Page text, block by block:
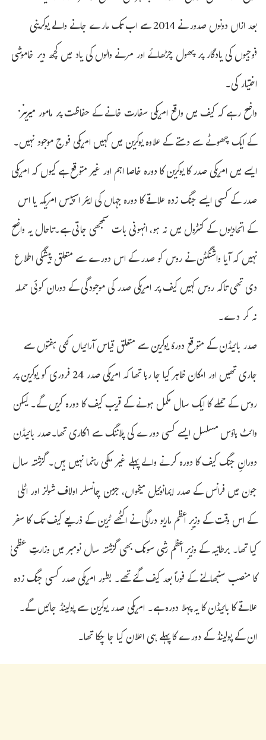
بعد ازاں دونوں صدور نے 2014 سے اب تک مارے جانے والے یوکرینی
فوجیوں کی یادگار پر پھول چڑھائے اور مرنے والوں کی یاد میں کچھ دیر خاموشی
اختیار کی۔
واضح رہے کہ کیف میں واقع امریکی سفارت خانے کے حفاظت پر مامور میرینز
کے ایک چھوٹے سے دستے کے علاوہ یوکرین میں کہیں امریکی فوج موجود نہیں۔
ایسے میں امریکی صدر کا یوکرین کا دورہ خاصا اہم اور غیر متوقع ہے کیوں کہ امریکی
صدر کے کسی ایسے جنگ زدہ علاقے کا دورہ جہاں کی ایئر اسپیس امریکہ یا اس
کے اتحادیوں کے کنٹرول میں نہ ہو، انہونی بات سمجھی جاتی ہے۔تاحال یہ واضح
نہیں کہ آیا واشنگٹن نے روس کو صدر کے اس دورے سے متعلق پیشگی اطلاع
دی تھی تاکہ روس کہیں کیف پر امریکی صدر کی موجودگی کے دوران کوئی حملہ
نہ کر دے۔
صدر بائیڈن کے متوقع دورۂ یوکرین سے متعلق قیاس آرائیاں کئی ہفتوں سے
جاری تھیں اور امکان ظاہر کیا جا رہا تھا کہ امریکی صدر 24 فروری کو یوکرین پر
روس کے حملے کا ایک سال مکمل ہونے کے قریب کیف کا دورہ کریں گے۔ لیکن
وائٹ ہاؤس مسلسل ایسے کسی دورے کی پلاننگ سے انکاری تھا۔صدر بائیڈن
دورانِ جنگ کیف کا دورہ کرنے والے پہلے غیر ملکی رہنما نہیں ہیں۔ گزشتہ سال
جون میں فرانس کے صدر ایمانوئیل میخواں، جرمن چانسلر اولاف شولز اور اٹلی
کے اس وقت کے وزیرِ اعظم ماریو دراگی نے اکٹھے ٹرین کے ذریعے کیف تک کا سفر
کیا تھا۔ برطانیہ کے وزیرِ اعظم رشی سونک بھی گزشتہ سال نومبر میں وزارتِ عظمیٰ
کا منصب سنبھالنے کے فوراً بعد کیف گئے تھے۔ بطور امریکی صدر کسی جنگ زدہ
علاقے کا بائیڈن کا یہ پہلا دورہ ہے۔ امریکی صدر یوکرین سے پولینڈ جائیں گے۔
ان کے پولینڈ کے دورے کا پہلے ہی اعلان کیا جا چکا تھا۔